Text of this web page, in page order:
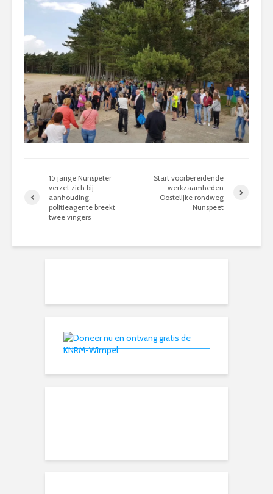
15 jarige Nunspeter
verzet zich bij
aanhouding,
politieagente breekt
twee vingers
Start voorbereidende
werkzaamheden
Oostelijke rondweg
Nunspeet